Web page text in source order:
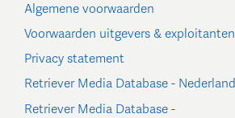
Algemene voorwaarden
Voorwaarden uitgevers & exploitanten
Privacy statement
Retriever Media Database - Nederland
Retriever Media Database -